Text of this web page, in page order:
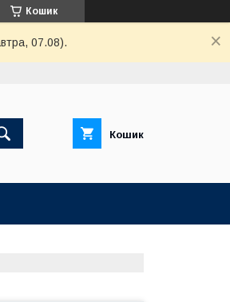
Кошик
07.08).
Кошик